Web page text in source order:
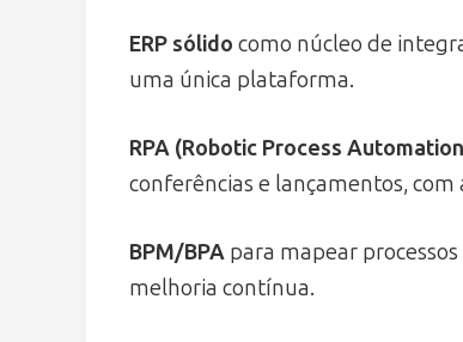
ERP sólido como núcleo de
uma única plataforma.
RPA (Robotic Process
conferências e lançamentos, com
BPM/BPA para mapear
melhoria contínua.